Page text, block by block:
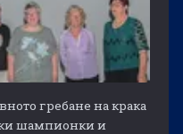
гребане на крака
шампионки и